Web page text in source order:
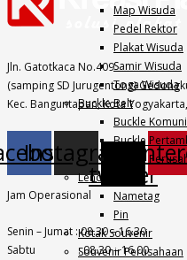
Map Wisuda
Pedel Rektor
Plakat Wisuda
Samir Wisuda
Toga Wisuda
Buckle Belt
Buckle
Buckle
Buckle
Lencana
Nametag
Pin
Kotak Souvenir
Souvenir Perusahaan
Jln. Gatotkaca No.409
(samping SD Jurugentong)
Kec. Banguntapan, Kota
Instagram
twitter
Jam Operasional
Senin – Jumat : 08.30 – 16.30
Sabtu : 08.30 – 16.00